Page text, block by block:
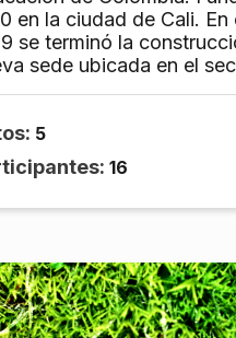
en la ciudad de Cali. En
se terminó la
sede ubicada en el
sede en el barrio San
dedicada
de extensión y
septiembre de 2012
de Acreditación del
de Educación,
tienen vigente 24
5
16